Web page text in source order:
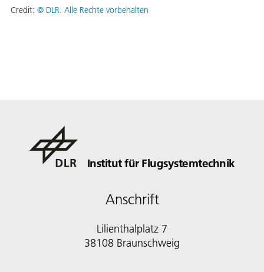
Credit: © DLR. Alle Rechte vorbehalten
Institut für Flugsystemtechnik
Anschrift
Lilienthalplatz 7
38108 Braunschweig